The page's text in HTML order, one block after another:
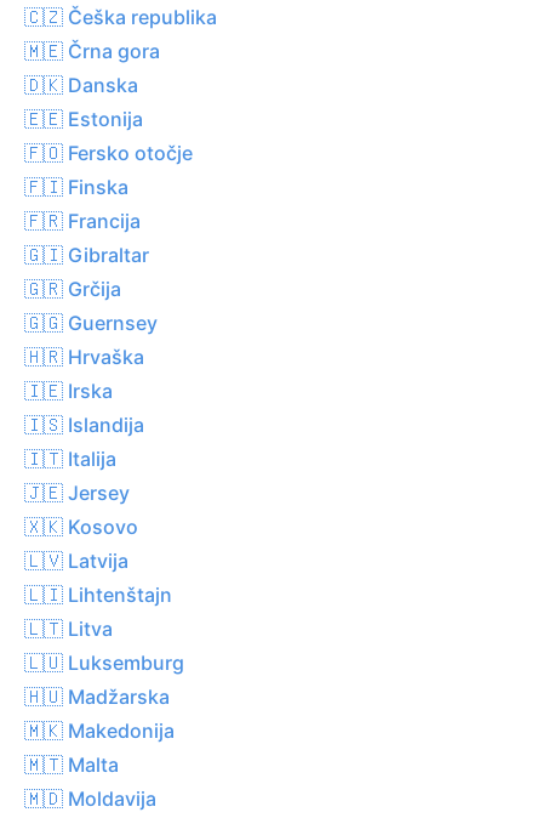
🇨🇿 Češka republika
🇲🇪 Črna gora
🇩🇰 Danska
🇪🇪 Estonija
🇫🇴 Fersko otočje
🇫🇮 Finska
🇫🇷 Francija
🇬🇮 Gibraltar
🇬🇷 Grčija
🇬🇬 Guernsey
🇭🇷 Hrvaška
🇮🇪 Irska
🇮🇸 Islandija
🇮🇹 Italija
🇯🇪 Jersey
🇽🇰 Kosovo
🇱🇻 Latvija
🇱🇮 Lihtenštajn
🇱🇹 Litva
🇱🇺 Luksemburg
🇭🇺 Madžarska
🇲🇰 Makedonija
🇲🇹 Malta
🇲🇩 Moldavija